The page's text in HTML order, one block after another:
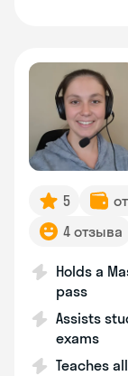
5
4 отзыва
Holds a
pass
Assists
exams
Teaches